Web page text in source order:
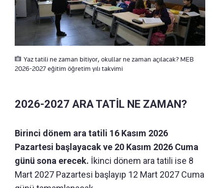
Yaz tatili ne zaman bitiyor, okullar ne zaman açılacak? MEB
2026-2027 eğitim öğretim yılı takvimi
2026-2027 ARA TATİL NE ZAMAN?
Birinci dönem ara tatili 16 Kasım 2026
Pazartesi başlayacak ve 20 Kasım 2026 Cuma
günü sona erecek. İkinci dönem ara tatili ise 8
Mart 2027 Pazartesi başlayıp 12 Mart 2027 Cuma